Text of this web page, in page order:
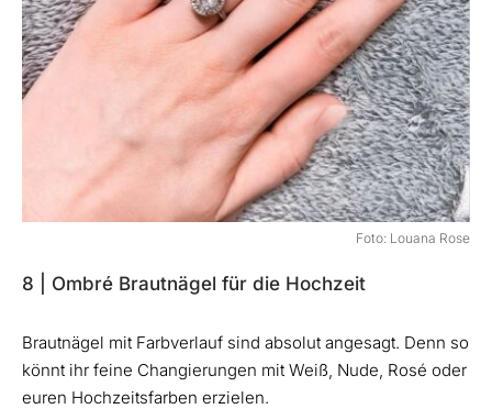
Foto: Louana Rose
8 | Ombré Brautnägel für die Hochzeit
Brautnägel mit Farbverlauf sind absolut angesagt. Denn so
könnt ihr feine Changierungen mit Weiß, Nude, Rosé oder
euren Hochzeitsfarben erzielen.